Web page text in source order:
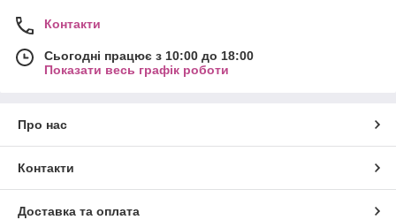
Контакти
Сьогодні працює з 10:00 до 18:00
Показати весь графік роботи
Про нас
Контакти
Доставка та оплата